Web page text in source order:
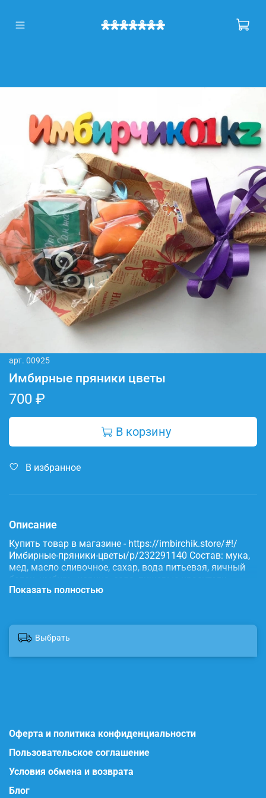
арт. 00925
Имбирные пряники цветы
700 ₽
В корзину
В избранное
Описание
Купить товар в магазине - https://imbirchik.store/#!/
Имбирные-пряники-цветы/p/232291140 Состав: мука,
мед, масло сливочное, сахар, вода питьевая, яичный
белок, имбирь, корица, сода, пищевые красители.
Показать полностью
Выбрать
Оферта и политика конфиденциальности
Пользовательское соглашение
Условия обмена и возврата
Блог